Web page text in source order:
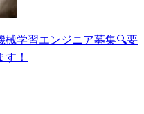
械学習エンジニア募集🔍要
！